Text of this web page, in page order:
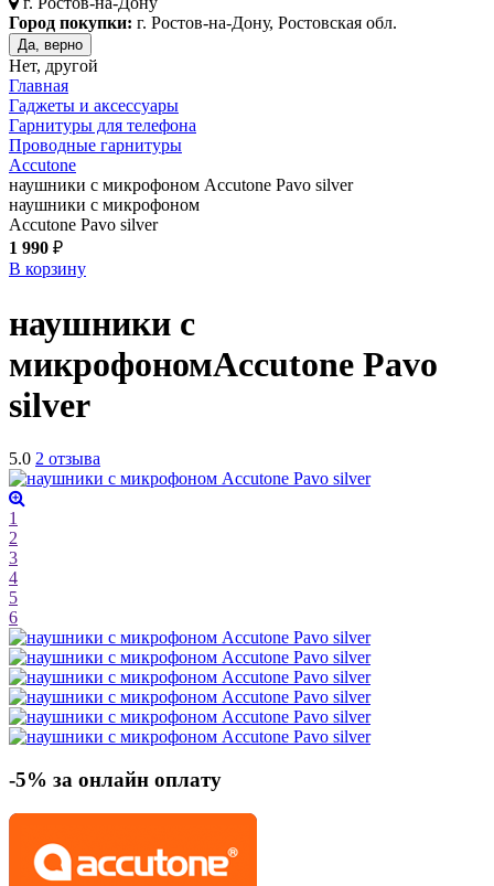
Город покупки: г. Ростов-на-Дону, Ростовская обл.
Да, верно
Нет, другой
Главная
Гаджеты и аксессуары
Гарнитуры для телефона
Проводные гарнитуры
Accutone
наушники с микрофоном Accutone Pavo silver
наушники с микрофоном
Accutone Pavo silver
1 990 ₽
В корзину
наушники с
микрофономAccutone Pavo
silver
5.0 2 отзыва
1
2
3
4
5
6
-5% за онлайн оплату